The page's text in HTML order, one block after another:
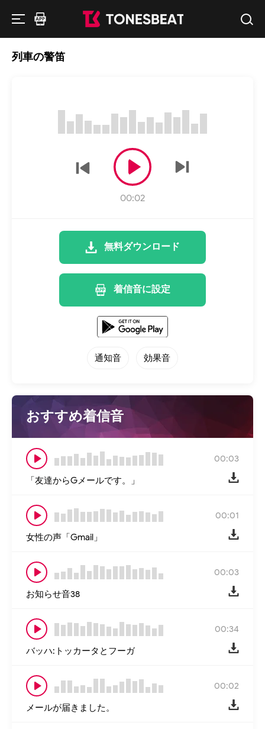
列車の警笛
00:02
無料ダウンロード
着信音に設定
通知音 効果音
おすすめ着信音
00:03
「友達からGメールです。」
00:01
女性の声「Gmail」
00:03
お知らせ音38
00:34
バッハ:トッカータとフーガ
00:02
メールが届きました。